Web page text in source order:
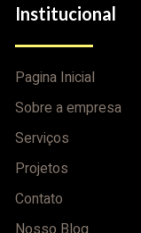
Institucional
Pagina Inicial
Sobre a empresa
Serviços
Projetos
Contato